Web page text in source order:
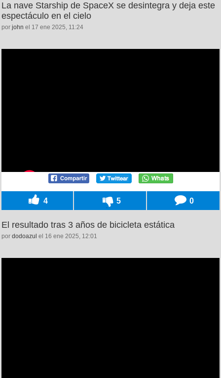
La nave Starship de SpaceX se desintegra y deja este
espectáculo en el cielo
por john el 17 ene 2025, 11:24
4 5 0
El resultado tras 3 años de bicicleta estática
por dodoazul el 16 ene 2025, 12:01